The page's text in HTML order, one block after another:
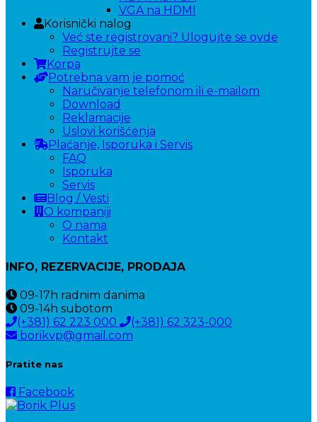
VGA na HDMI
Korisnički nalog
Već ste registrovani? Ulogujte se ovde
Registrujte se
Korpa
Potrebna vam je pomoć
Naručivanje telefonom ili e-mailom
Download
Reklamacije
Uslovi korišćenja
Plaćanje, Isporuka i Servis
FAQ
Isporuka
Servis
Blog / Vesti
O kompaniji
O nama
Kontakt
INFO, REZERVACIJE, PRODAJA
09-17h radnim danima
09-14h subotom
(+381) 62 223 000
(+381) 62 323-000
borikvp@gmail.com
Pratite nas
Facebook